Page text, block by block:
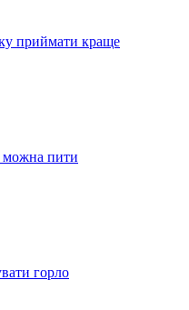
приймати краще
можна пити
горло